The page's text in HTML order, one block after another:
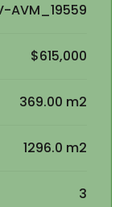
AVM_19559
$615,000
369.00 m2
1296.0 m2
3